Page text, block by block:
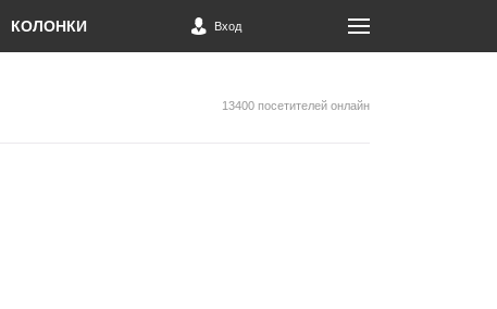
КОЛОНКИ Вход
13400 посетителей онлайн